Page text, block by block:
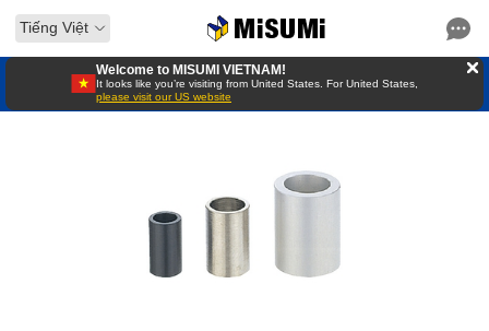
Tiếng Việt
Welcome to MISUMI VIETNAM!
It looks like you’re visiting from United States. For United States,
please visit our US website